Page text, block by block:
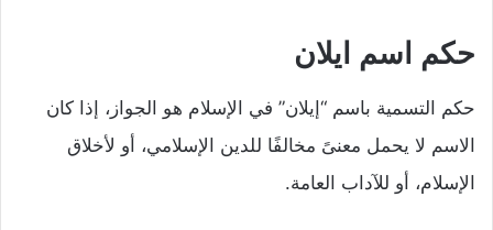
حكم اسم ايلان
حكم التسمية باسم “إيلان” في الإسلام هو الجواز، إذا كان
الاسم لا يحمل معنىً مخالفًا للدين الإسلامي، أو لأخلاق
الإسلام، أو للآداب العامة.